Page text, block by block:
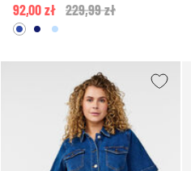
wygladzie denimuPrice reduced from
229,99 zł
92,00 zł